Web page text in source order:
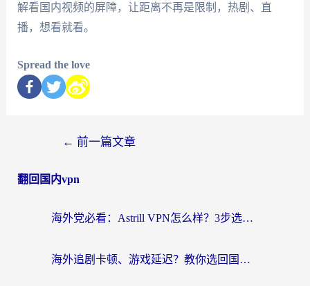
解看国内视频的屏障，让距离不再是限制，热剧、直
播，想看就看。
Spread the love
← 前一篇文章
翻回国内vpn
海外党必看：Astrill VPN怎么样？3步选对回国加速器实现无缝刷剧玩游戏
海外追剧卡顿、游戏延迟？教你选回国加速器，附免费加速器试用一小时福利